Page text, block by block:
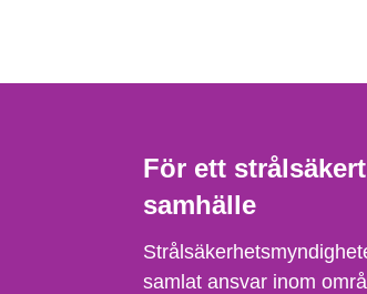
För ett strålsäkert
samhälle
samlat ansvar inom